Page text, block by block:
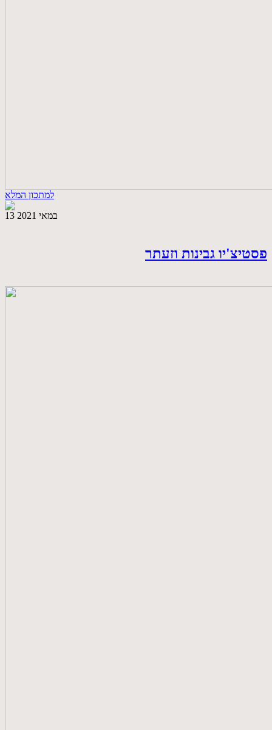
למתכון המלא
13 במאי 2021
פסטיצ'יו גבינות וזעתר